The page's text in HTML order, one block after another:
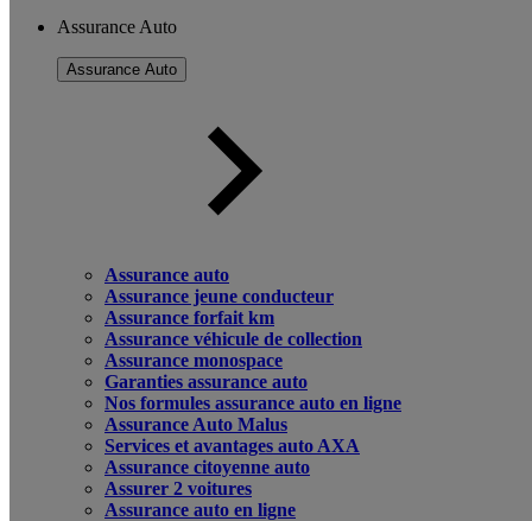
Assurance Auto
Assurance Auto
Assurance auto
Assurance jeune conducteur
Assurance forfait km
Assurance véhicule de collection
Assurance monospace
Garanties assurance auto
Nos formules assurance auto en ligne
Assurance Auto Malus
Services et avantages auto AXA
Assurance citoyenne auto
Assurer 2 voitures
Assurance auto en ligne